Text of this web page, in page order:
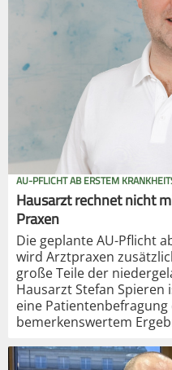
AU-PFLICHT AB ERSTEM
Hausarzt rechnet nicht
Praxen
Die geplante AU-Pflicht
wird Arztpraxen
große Teile der
Hausarzt Stefan
eine
bemerkenswertem